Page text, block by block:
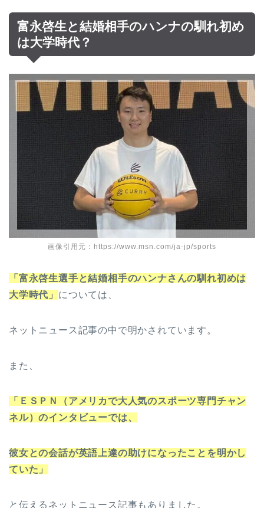
富永啓生と結婚相手のハンナの馴れ初め
は大学時代？
画像引用元：https://www.msn.com/ja-jp/sports
「富永啓生選手と結婚相手のハンナさんの馴れ初めは
大学時代」 については、
ネットニュース記事の中で明かされています。
また、
「ＥＳＰＮ（アメリカで大人気のスポーツ専門チャン
ネル）のインタビューでは、
彼女との会話が英語上達の助けになったことを明かし
ていた」
と伝えるネットニュース記事もありました。